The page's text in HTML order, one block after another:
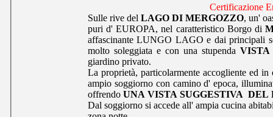
Certificazione
Sulle rive del LAGO DI MERGOZZO, un'
puri d' EUROPA, nel caratteristico Borgo di
affascinante LUNGO LAGO e dai principali
molto soleggiata e con una stupenda
giardino privato.
La proprietà, particolarmente accogliente ed
ampio soggiorno con camino d' epoca,
offrendo UNA VISTA SUGGESTIVA DEL
Dal soggiorno si accede all' ampia cucina